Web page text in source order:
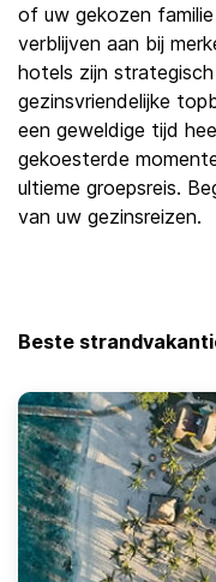
of uw gekozen
verblijven aan bij
hotels zijn
gezinsvriendelijke
een geweldige tijd
gekoesterde
ultieme groepsreis.
van uw gezinsreizen.
Beste